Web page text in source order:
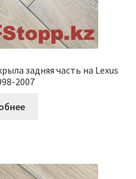
задняя часть на Lexus
2007